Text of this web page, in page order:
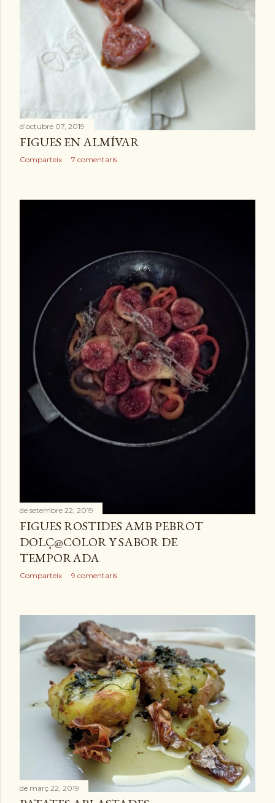
d’octubre 07, 2019
FIGUES EN ALMÍVAR
Comparteix 7 comentaris
de setembre 22, 2019
FIGUES ROSTIDES AMB PEBROT
DOLÇ@COLOR Y SABOR DE
TEMPORADA
Comparteix 9 comentaris
de març 22, 2019